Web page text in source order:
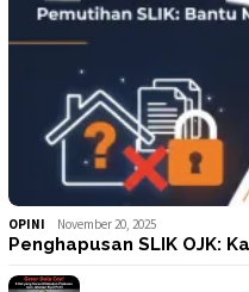
OPINI November 20, 2025
Penghapusan SLIK OJK: